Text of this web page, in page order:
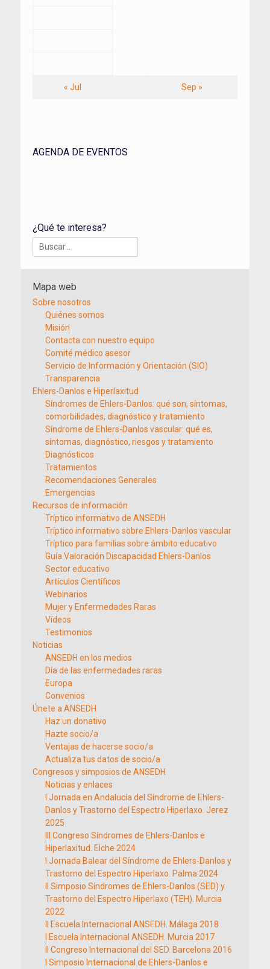
« Jul Sep »
AGENDA DE EVENTOS
¿Qué te interesa?
Buscar:
Mapa web
Sobre nosotros
Quiénes somos
Misión
Contacta con nuestro equipo
Comité médico asesor
Servicio de Información y Orientación (SIO)
Transparencia
Ehlers-Danlos e Hiperlaxitud
Síndromes de Ehlers-Danlos: qué son, síntomas,
comorbilidades, diagnóstico y tratamiento
Síndrome de Ehlers-Danlos vascular: qué es,
síntomas, diagnóstico, riesgos y tratamiento
Diagnósticos
Tratamientos
Recomendaciones Generales
Emergencias
Recursos de información
Tríptico informativo de ANSEDH
Tríptico informativo sobre Ehlers-Danlos vascular
Tríptico para familias sobre ámbito educativo
Guía Valoración Discapacidad Ehlers-Danlos
Sector educativo
Artículos Científicos
Webinarios
Mujer y Enfermedades Raras
Vídeos
Testimonios
Noticias
ANSEDH en los medios
Día de las enfermedades raras
Europa
Convenios
Únete a ANSEDH
Haz un donativo
Hazte socio/a
Ventajas de hacerse socio/a
Actualiza tus datos de socio/a
Congresos y simposios de ANSEDH
Noticias y enlaces
I Jornada en Andalucía del Síndrome de Ehlers-
Danlos y Trastorno del Espectro Hiperlaxo. Jerez
2025
III Congreso Síndromes de Ehlers-Danlos e
Hiperlaxitud. Elche 2024
I Jornada Balear del Síndrome de Ehlers-Danlos y
Trastorno del Espectro Hiperlaxo. Palma 2024
II Simposio Síndromes de Ehlers-Danlos (SED) y
Trastorno del Espectro Hiperlaxo (TEH). Murcia
2022
II Escuela Internacional ANSEDH. Málaga 2018
I Escuela Internacional ANSEDH. Murcia 2017
II Congreso Internacional del SED. Barcelona 2016
I Simposio Internacional de Ehlers-Danlos e